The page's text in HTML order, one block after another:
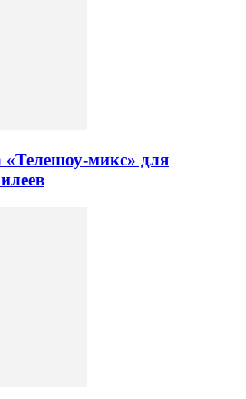
«Телешоу-микс» для